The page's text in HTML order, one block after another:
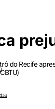
do Recife